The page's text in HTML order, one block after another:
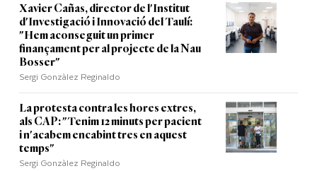
Xavier Cañas, director de l'Institut
d'Investigació i Innovació del Taulí:
"Hem aconseguit un primer
finançament per al projecte de la Nau
Bosser"
Sergi Gonzàlez Reginaldo
La protesta contra les hores extres,
als CAP: "Tenim 12 minuts per pacient
i n'acabem encabint tres en aquest
temps"
Sergi Gonzàlez Reginaldo